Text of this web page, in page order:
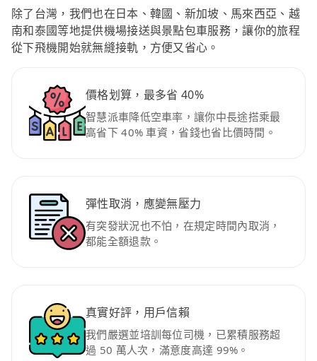
除了台灣，我們也在日本、韓國、新加坡、馬來西亞、越
南和泰國等地提供機場接送與景點包車服務，讓你的旅程
從下飛機開始就無縫接軌，方便又省心。
價格划算，最多省 40%
智慧派車降低空車率，讓你中長途搭乘最
高省下 40% 車資，省錢也省比價時間。
彈性取消，應變無壓力
有突發狀況也不怕，在規定時間內取消，
都能全額退款。
真實好評，用戶信賴
我們嚴選並培訓每位司機，已累積服務超
過 50 萬人次，滿意度高達 99%。